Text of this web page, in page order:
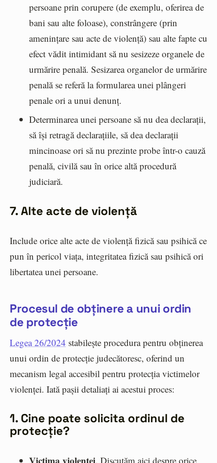
persoane prin corupere (de exemplu, oferirea de
bani sau alte foloase), constrângere (prin
amenințare sau acte de violență) sau alte fapte cu
efect vădit intimidant să nu sesizeze organele de
urmărire penală. Sesizarea organelor de urmărire
penală se referă la formularea unei plângeri
penale ori a unui denunț.
Determinarea unei persoane să nu dea declarații,
să își retragă declarațiile, să dea declarații
mincinoase ori să nu prezinte probe într-o cauză
penală, civilă sau în orice altă procedură
judiciară.
7. Alte acte de violență
Include orice alte acte de violență fizică sau psihică ce
pun în pericol viața, integritatea fizică sau psihică ori
libertatea unei persoane.
Procesul de obținere a unui ordin
de protecție
Legea 26/2024 stabilește procedura pentru obținerea
unui ordin de protecție judecătoresc, oferind un
mecanism legal accesibil pentru protecția victimelor
violenței. Iată pașii detaliați ai acestui proces:
1. Cine poate solicita ordinul de
protecție?
. Discutăm aici despre orice